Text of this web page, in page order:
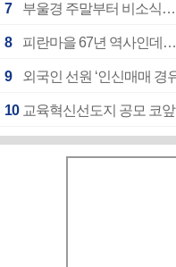
7 부울경 주말부터 비소식
8 피란마을 67년 역사인데
9 외국인 선원 ‘인신매매
10 교육혁신선도지 공모 코